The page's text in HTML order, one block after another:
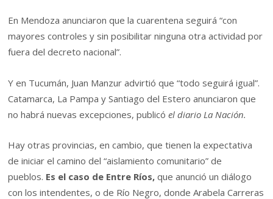
En Mendoza anunciaron que la cuarentena seguirá “con
mayores controles y sin posibilitar ninguna otra actividad por
fuera del decreto nacional”.
Y en Tucumán, Juan Manzur advirtió que “todo seguirá igual”.
Catamarca, La Pampa y Santiago del Estero anunciaron que
no habrá nuevas excepciones, publicóel diario La Nación.
Hay otras provincias, en cambio, que tienen la expectativa
de iniciar el camino del “aislamiento comunitario” de
pueblos. Es el caso de Entre Ríos, que anunció un diálogo
con los intendentes, o de Río Negro, donde Arabela Carreras